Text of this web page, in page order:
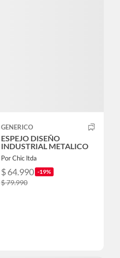
GENERICO
ESPEJO DISEÑO
INDUSTRIAL METALICO
Por Chic ltda
$ 64.990 -19%
$ 79.990